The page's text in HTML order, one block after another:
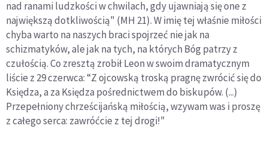
nad ranami ludzkości w chwilach, gdy ujawniają się one z
największą dotkliwością" (MH 21). W imię tej właśnie miłości
chyba warto na naszych braci spojrzeć nie jak na
schizmatyków, ale jak na tych, na których Bóg patrzy z
czułością. Co zresztą zrobił Leon w swoim dramatycznym
liście z 29 czerwca: “Z ojcowską troską pragnę zwrócić się do
Księdza, a za Księdza pośrednictwem do biskupów. (...)
Przepełniony chrześcijańską miłością, wzywam was i proszę
z całego serca: zawróćcie z tej drogi!"